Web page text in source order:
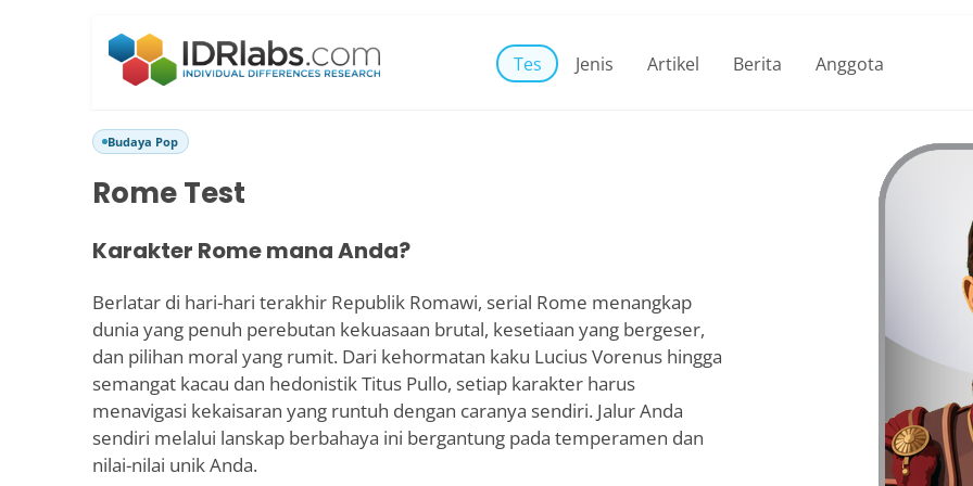
Tes Jenis Artikel Berita Anggota
Budaya Pop
Rome Test
Karakter Rome mana Anda?
Berlatar di hari-hari terakhir Republik Romawi, serial Rome menangkap
dunia yang penuh perebutan kekuasaan brutal, kesetiaan yang bergeser,
dan pilihan moral yang rumit. Dari kehormatan kaku Lucius Vorenus hingga
semangat kacau dan hedonistik Titus Pullo, setiap karakter harus
menavigasi kekaisaran yang runtuh dengan caranya sendiri. Jalur Anda
sendiri melalui lanskap berbahaya ini bergantung pada temperamen dan
nilai-nilai unik Anda.